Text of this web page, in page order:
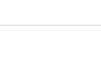
달라하라 격파
시 꺾인다"
유의 압수수색(종
다우 0.14%↑